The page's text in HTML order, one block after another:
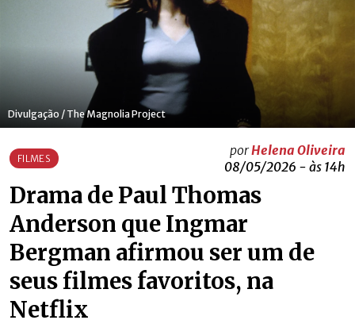
Divulgação / The Magnolia Project
FILMES
porHelena Oliveira
08/05/2026 - às 14h
Drama de Paul Thomas
Anderson que Ingmar
Bergman afirmou ser um de
seus filmes favoritos, na
Netflix